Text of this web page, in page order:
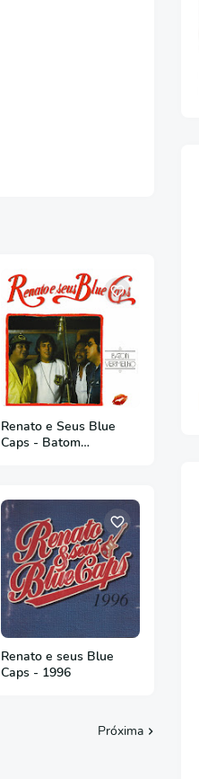
Renato e Seus Blue
Caps - Batom
Renato e seus Blue
Caps - 1996
Próxima